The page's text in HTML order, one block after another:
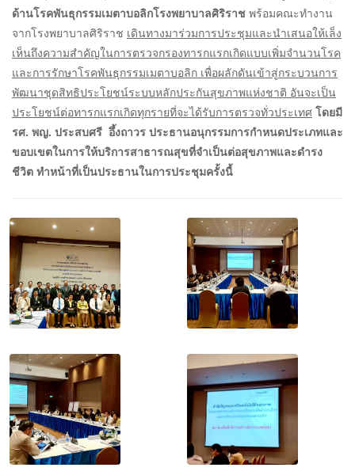
ด้านโรคพันธุกรรมเมตาบอลิกโรงพยาบาลศิริราช พร้อมคณะทำงาน
จากโรงพยาบาลศิริราช เดินทางมาร่วมการประชุมและนำเสนอให้เล็ง
เห็นถึงความสำคัญในการตรวจกรองทารกแรกเกิดแบบเพิ่มจำนวนโรค
และการรักษาโรคพันธุกรรมเมตาบอลิก เพื่อผลักดันเข้าสู่กระบวนการ
พัฒนาชุดสิทธิประโยชน์ระบบหลักประกันสุขภาพแห่งชาติ อันจะเป็น
ประโยชน์ต่อทารกแรกเกิดทุกรายที่จะได้รับการตรวจทั่วประเทศ โดยมี
รศ. พญ. ประสบศรี อึ้งถาวร ประธานอนุกรรมการกำหนดประเภทและ
ขอบเขตในการให้บริการสาธารณสุขที่จำเป็นต่อสุขภาพและดำรง
ชีวิต ทำหน้าที่เป็นประธานในการประชุมครั้งนี้